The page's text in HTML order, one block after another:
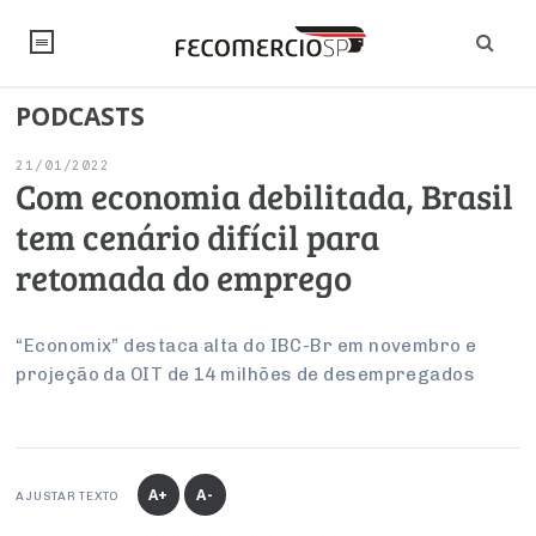
NOTÍCIAS
Artigos
Institucional
PROJETOS ESPECIAIS:
Economia
Pesquisas
Internacional
Economia Digital
Inteligência Artificial
Trabalho
Reforma Tributária
Negócios
Serviços
PESQUISAS
INSTITUCIONAL
Negociações Coletivas
Conselho de Turismo
Conselho de Emprego e Relações do Trabalho
PODCASTS
21/01/2022
Com economia debilitada, Brasil
tem cenário difícil para
retomada do emprego
“Economix” destaca alta do IBC-Br em novembro e
projeção da OIT de 14 milhões de desempregados
AJUSTAR TEXTO A+ A-